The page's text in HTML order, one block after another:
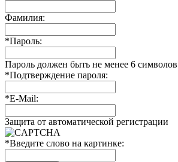
Фамилия:
*Пароль:
Пароль должен быть не менее 6
*Подтверждение пароля:
*E-Mail:
Защита от автоматической регистрации
*Введите слово на картинке: